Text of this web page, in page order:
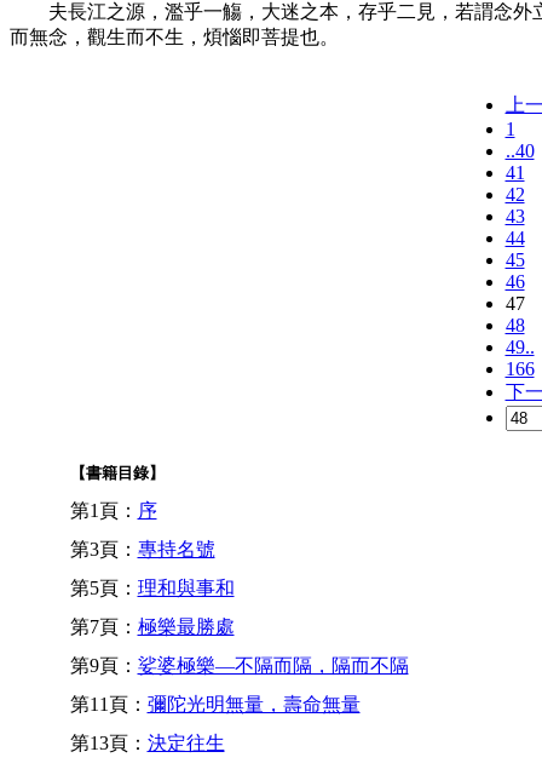
夫長江之源，濫乎一觴，大迷之本，存乎二見，若謂念
而無念，觀生而不生，煩惱即菩提也。
上
1
..40
41
42
43
44
45
46
47
48
49..
166
下
【書籍目錄】
第1頁： 序
第3頁： 專持名號
第5頁： 理和與事和
第7頁： 極樂最勝處
第9頁： 娑婆極樂—不隔而隔，隔而不隔
第11頁： 彌陀光明無量，壽命無量
第13頁： 決定往生